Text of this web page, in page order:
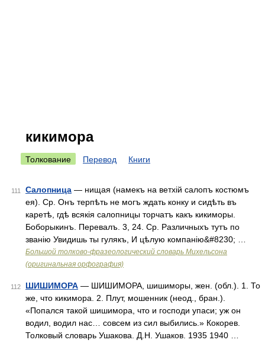
кикимора
Толкование Перевод Книги
111 Салопница — нищая (намекъ на ветхій салопъ костюмъ
ея). Ср. Онъ терпѣть не могъ ждать конку и сидѣть въ
каретѣ, гдѣ всякія салопницы торчатъ какъ кикиморы.
Боборыкинъ. Перевалъ. 3, 24. Ср. Различныхъ тутъ по
званію Увидишь ты гулякъ, И цѣлую компанію&#8230; …
Большой толково-фразеологический словарь Михельсона
(оригинальная орфография)
112 ШИШИМОРА — ШИШИМОРА, шишиморы, жен. (обл.). 1. То
же, что кикимора. 2. Плут, мошенник (неод., бран.).
«Попался такой шишимора, что и господи упаси; уж он
водил, водил нас… совсем из сил выбились.» Кокорев.
Толковый словарь Ушакова. Д.Н. Ушаков. 1935 1940 …